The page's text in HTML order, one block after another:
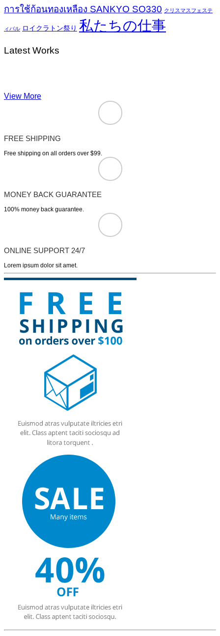
การใช้ก้อนทองเหลือง SANKYO SO330 クリスマスフェステ
ィバル ロイクラトン祭り 私たちの仕事
Latest Works
View More
FREE SHIPPING
Free shipping on all orders over $99.
MONEY BACK GUARANTEE
100% money back guarantee.
ONLINE SUPPORT 24/7
Lorem ipsum dolor sit amet.